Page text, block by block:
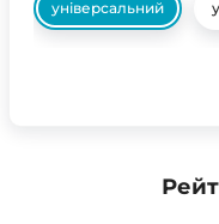
універсальний